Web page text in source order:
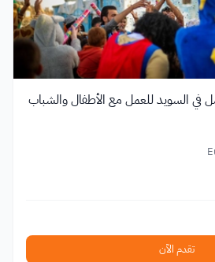
في السويد للعمل مع الأطفال والشباب
تقدم الآن